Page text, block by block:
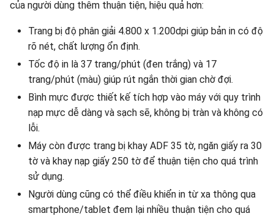
của người dùng thêm thuận tiện, hiệu quả hơn:
Trang bị độ phân giải 4.800 x 1.200dpi giúp bản in có độ
rõ nét, chất lượng ổn định.
Tốc độ in là 37 trang/phút (đen trắng) và 17
trang/phút (màu) giúp rút ngắn thời gian chờ đợi.
Bình mực được thiết kế tích hợp vào máy với quy trình
nạp mực dễ dàng và sạch sẽ, không bị tràn và không có
lỗi.
Máy còn được trang bị khay ADF 35 tờ, ngăn giấy ra 30
tờ và khay nạp giấy 250 tờ để thuận tiện cho quá trình
sử dụng.
Người dùng cũng có thể điều khiển in từ xa thông qua
smartphone/tablet đem lại nhiều thuận tiện cho quá